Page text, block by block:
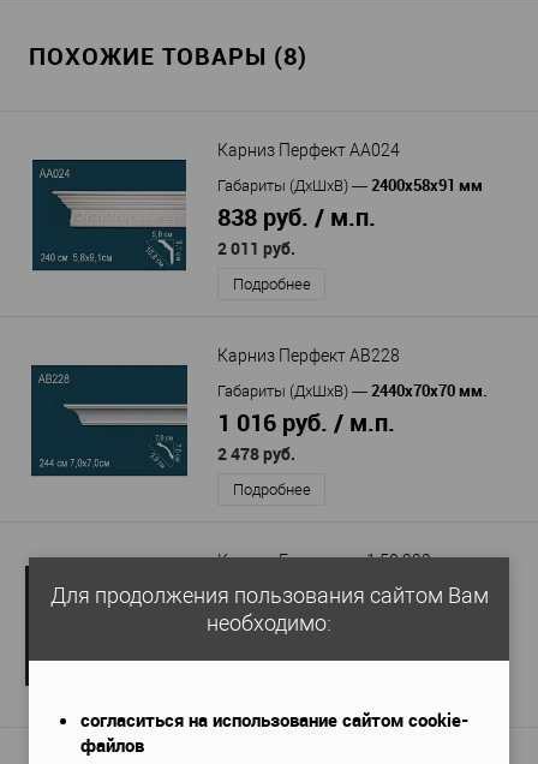
ПОХОЖИЕ ТОВАРЫ (8)
Карниз Перфект AA024
Габариты (ДхШхВ) — 2400х58х91 мм
838 руб. / м.п.
2 011 руб.
Подробнее
Карниз Перфект AB228
Габариты (ДхШхВ) — 2440х70х70 мм.
1 016 руб. / м.п.
2 478 руб.
Подробнее
Карниз Европласт 1.50.222
Габариты (ДхШхВ)—2000x162x170 мм
2 966 руб. / м.п.
5 932 руб.
Для продолжения пользования сайтом Вам
необходимо:
согласиться на использование сайтом cookie-
файлов